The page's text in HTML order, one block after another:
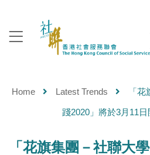
Home Latest Trends 「
踐2020」將於3月11
「花旗集團－社聯大